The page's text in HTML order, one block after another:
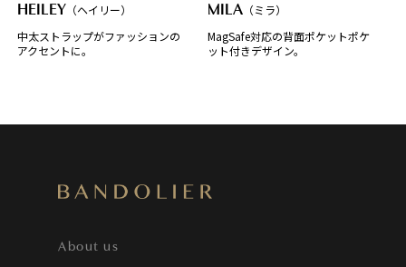
HEILEY（ヘイリー）
中太ストラップがファッションの
アクセントに。
MILA （ミラ）
MagSafe対応の背面ポケットポケ
ット付きデザイン。
About us